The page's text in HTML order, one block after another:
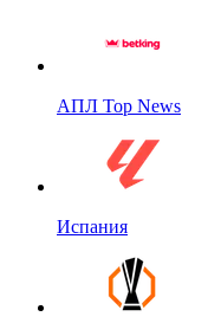
АПЛ Top News
Испания